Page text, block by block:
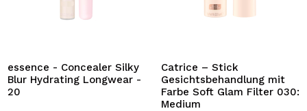
essence - Concealer Silky
Blur Hydrating Longwear -
20
Catrice – Stick
Gesichtsbehandlung mit
Farbe Soft Glam Filter 030:
Medium